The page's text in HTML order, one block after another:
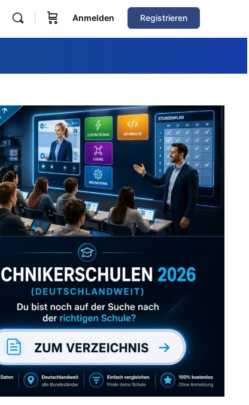
Anmelden Registrieren
Zum Verzeichnis
uns auch
gerne
wenn dir unsere Videos gefallen!
ZUM YOUTUBE KANAL